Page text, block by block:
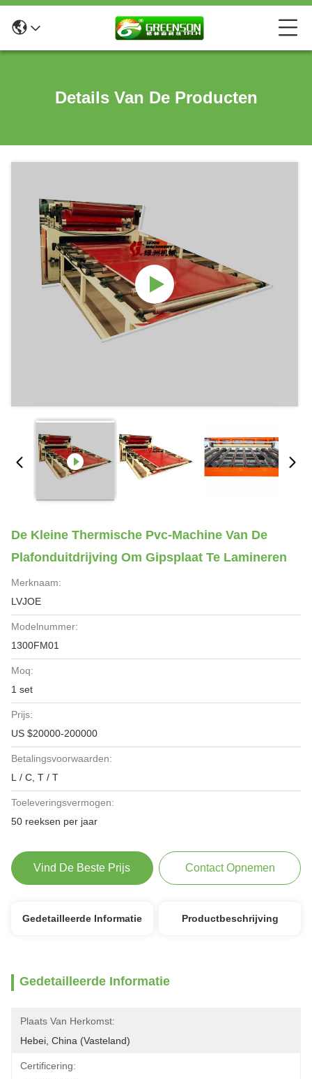
Details Van De Producten
De Kleine Thermische Pvc-Machine Van De
Plafonduitdrijving Om Gipsplaat Te Lamineren
Merknaam:
LVJOE
Modelnummer:
1300FM01
Moq:
1 set
Prijs:
US $20000-200000
Betalingsvoorwaarden:
L / C, T / T
Toeleveringsvermogen:
50 reeksen per jaar
Vind De Beste Prijs Contact Opnemen
Gedetailleerde Informatie Productbeschrijving
Gedetailleerde Informatie
Plaats Van Herkomst:
Hebei, China (Vasteland)
Certificering: